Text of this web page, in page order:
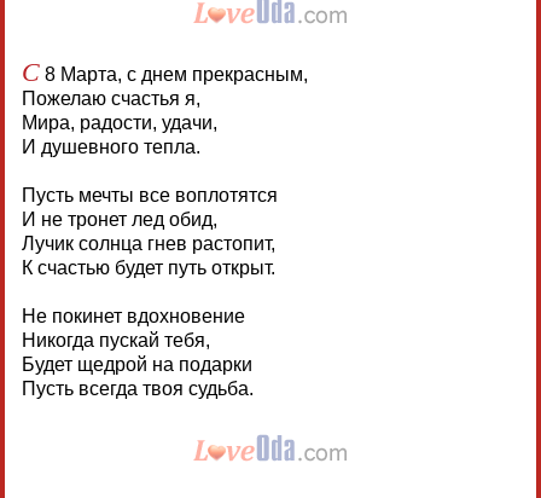
С8 Марта, с днем прекрасным,
Пожелаю счастья я,
Мира, радости, удачи,
И душевного тепла.
Пусть мечты все воплотятся
И не тронет лед обид,
Лучик солнца гнев растопит,
К счастью будет путь открыт.
Не покинет вдохновение
Никогда пускай тебя,
Будет щедрой на подарки
Пусть всегда твоя судьба.